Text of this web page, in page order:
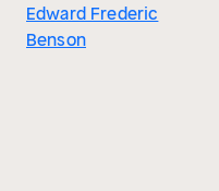
Edward Frederic
Benson